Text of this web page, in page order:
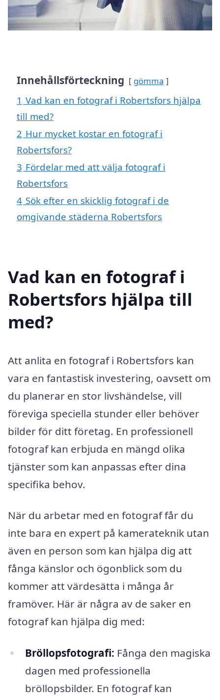
Innehållsförteckning gömma
1 Vad kan en fotograf i Robertsfors hjälpa
till med?
2 Hur mycket kostar en fotograf i
Robertsfors?
3 Fördelar med att välja fotograf i
Robertsfors
4 Sök efter en skicklig fotograf i de
omgivande städerna Robertsfors
Vad kan en fotograf i
Robertsfors hjälpa till
med?
Att anlita en fotograf i Robertsfors kan
vara en fantastisk investering, oavsett om
du planerar en stor livshändelse, vill
föreviga speciella stunder eller behöver
bilder för ditt företag. En professionell
fotograf kan erbjuda en mängd olika
tjänster som kan anpassas efter dina
specifika behov.
När du arbetar med en fotograf får du
inte bara en expert på kamerateknik utan
även en person som kan hjälpa dig att
fånga känslor och ögonblick som du
kommer att värdesätta i många år
framöver. Här är några av de saker en
fotograf kan hjälpa dig med:
Bröllopsfotografi: Fånga den magiska
dagen med professionella
bröllopsbilder. En fotograf kan